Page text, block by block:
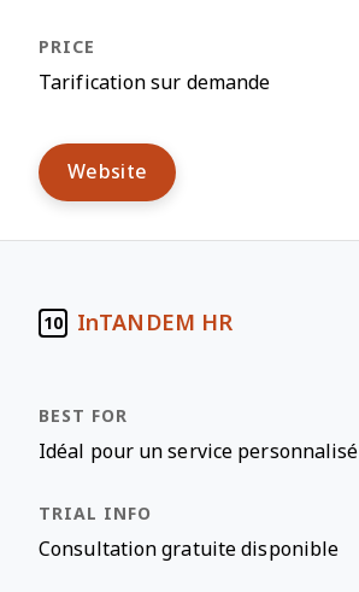
Tarification sur demande
Website
10 InTANDEM HR
Idéal pour un service personnalisé
Consultation gratuite disponible